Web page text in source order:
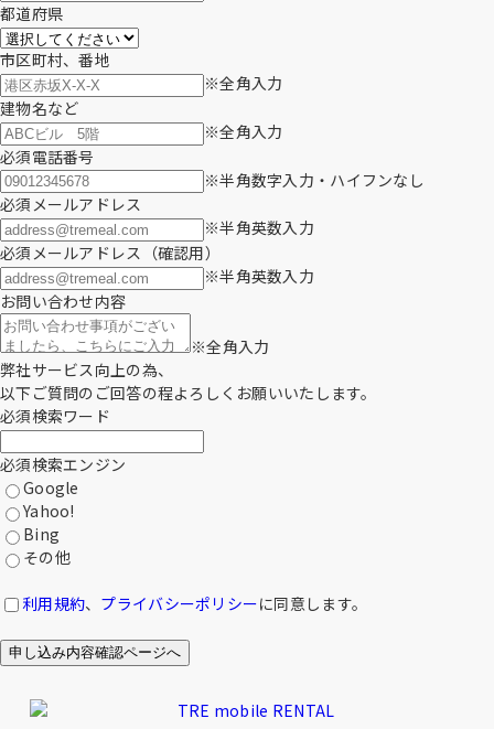
都道府県
市区町村、番地
※全角入力
建物名など
※全角入力
必須電話番号
※半角数字入力・ハイフンなし
必須メールアドレス
※半角英数入力
必須メールアドレス （確認用）
※半角英数入力
お問い合わせ内容
※全角入力
弊社サービス向上の為、
以下ご質問のご回答の程よろしくお願いいたします。
必須検索ワード
必須検索エンジン
Google
Yahoo!
Bing
その他
利用規約、 プライバシーポリシーに同意します。
申し込み内容確認ページへ